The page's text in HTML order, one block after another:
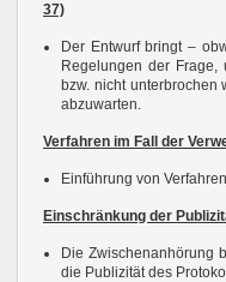
37)
Der Entwurf bringt –
Regelungen der Frage,
bzw. nicht unterbrochen
abzuwarten.
Verfahren im Fall der
Einführung von
Einschränkung der
Die Zwischenanhörung
die Publizität des